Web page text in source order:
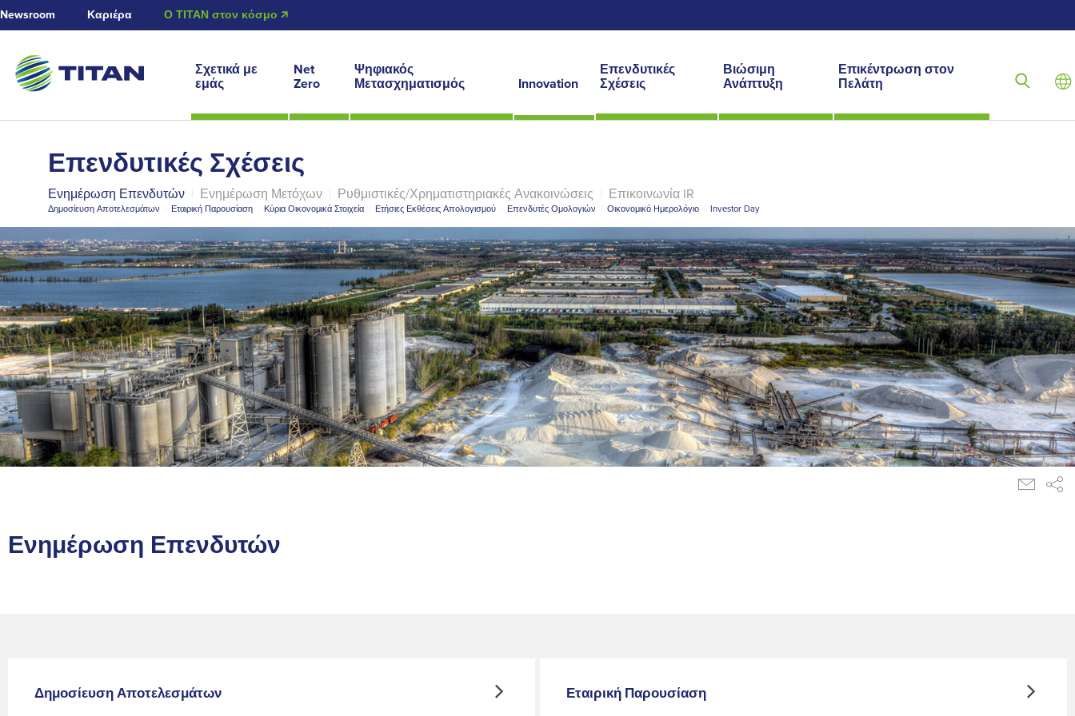
Newsroom Καριέρα Ο ΤΙΤΑΝ στον κόσμο 🡭
Σχετικά με
εμάς
Net
Zero
Ψηφιακός
Μετασχηματισμός
Innovation
Επενδυτικές
Σχέσεις
Βιώσιμη
Ανάπτυξη
Επικέντρωση στον
Πελάτη
Επενδυτικές Σχέσεις
Ενημέρωση Επενδυτών Ενημέρωση Μετόχων Ρυθμιστικές/Χρηματιστηριακές Ανακοινώσεις Επικοινωνία IR
Δημοσίευση Αποτελεσμάτων Εταιρική Παρουσίαση Κύρια Οικονομικά Στοιχεία Ετήσιες Εκθέσεις Απολογισμού Επενδυτές Ομολογιών Οικονομικό Ημερολόγιο Investor Day
Ενημέρωση Επενδυτών
Δημοσίευση Αποτελεσμάτων Εταιρική Παρουσίαση